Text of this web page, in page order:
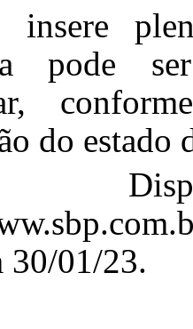
pode
do estado
30/01/23.